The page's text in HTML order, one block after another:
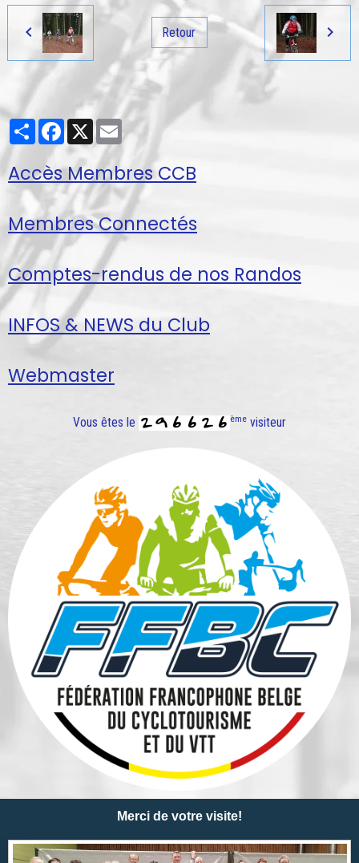
Retour
PartagerFacebook
X Email
Accès Membres CCB
Membres Connectés
Comptes-rendus de nos Randos
INFOS & NEWS du Club
Webmaster
Vous êtes le ème visiteur
Merci de votre visite!